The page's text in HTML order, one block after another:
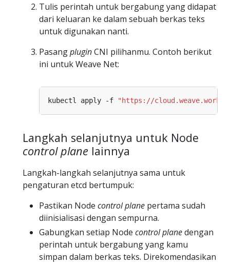
Tulis perintah untuk bergabung yang didapat
dari keluaran ke dalam sebuah berkas teks
untuk digunakan nanti.
PasangpluginCNI pilihanmu. Contoh berikut
ini untuk Weave Net:
kubectl apply -f "https://cloud.weave.works/
Langkah selanjutnya untuk Node
control plane lainnya
Langkah-langkah selanjutnya sama untuk
pengaturan etcd bertumpuk:
Pastikan Node control plane pertama sudah
diinisialisasi dengan sempurna.
Gabungkan setiap Node control planedengan
perintah untuk bergabung yang kamu
simpan dalam berkas teks. Direkomendasikan